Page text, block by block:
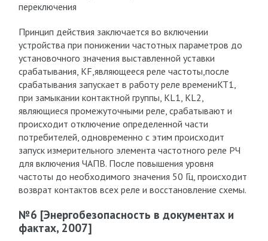
переключения
Принцип действия заключается во включении
устройства при понижении частотных параметров до
установочного значения выставленной уставки
срабатывания, KF,являющееся реле частоты,после
срабатывания запускает в работу реле времениKT1,
при замыкании контактной группы, KL1, KL2,
являющиеся промежуточными реле, срабатывают и
происходит отключение определенной части
потребителей, одновременно с этим происходит
запуск измерительного элемента частотного реле РЧ
для включения ЧАПВ. После повышения уровня
частоты до необходимого значения 50 Гц, происходит
возврат контактов всех реле и восстановление схемы.
№6 [Энергобезопасность в документах и
фактах, 2007]